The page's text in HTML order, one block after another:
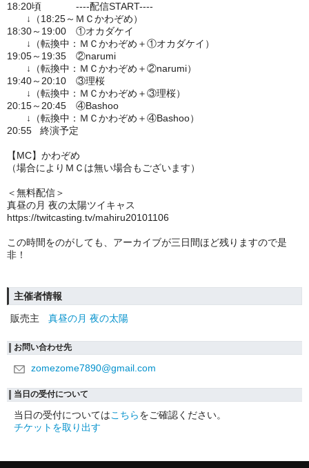
18:20頃 ----配信START----
↓（18:25～ＭＣかわぞめ）
18:30～19:00 ①オカダケイ
↓（転換中：ＭＣかわぞめ＋①オカダケイ）
19:05～19:35 ②narumi
↓（転換中：ＭＣかわぞめ＋②narumi）
19:40～20:10 ③理桜
↓（転換中：ＭＣかわぞめ＋③理桜）
20:15～20:45 ④Bashoo
↓（転換中：ＭＣかわぞめ＋④Bashoo）
20:55 終演予定
【MC】かわぞめ
（場合によりＭＣは無い場合もございます）
＜無料配信＞
真昼の月 夜の太陽ツイキャス
https://twitcasting.tv/mahiru20101106
この時間をのがしても、 アーカイブが三日間ほど残りますので是
非！
主催者情報
販売主
真昼の月 夜の太陽
お問い合わせ先
zomezome7890@gmail.com
当日の受付について
当日の受付についてはこちらをご確認ください。
チケットを取り出す